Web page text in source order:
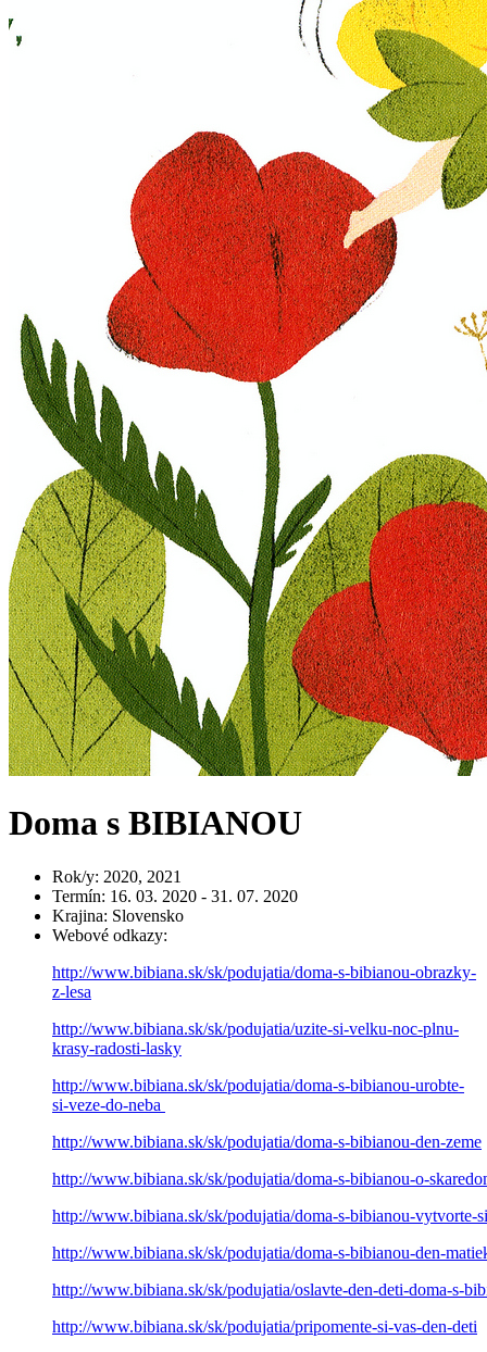
Doma s BIBIANOU
Rok/y: 2020, 2021
Termín: 16. 03. 2020 - 31. 07. 2020
Krajina: Slovensko
Webové odkazy:
http://www.bibiana.sk/sk/podujatia/doma-s-bibianou-obrazky-
z-lesa
http://www.bibiana.sk/sk/podujatia/uzite-si-velku-noc-plnu-
krasy-radosti-lasky
http://www.bibiana.sk/sk/podujatia/doma-s-bibianou-urobte-
si-veze-do-neba
http://www.bibiana.sk/sk/podujatia/doma-s-bibianou-den-zeme
http://www.bibiana.sk/sk/podujatia/doma-s-bibianou-o-
http://www.bibiana.sk/sk/podujatia/doma-s-bibianou-vytvorte-
http://www.bibiana.sk/sk/podujatia/doma-s-bibianou-den-
http://www.bibiana.sk/sk/podujatia/oslavte-den-deti-doma-s-
http://www.bibiana.sk/sk/podujatia/pripomente-si-vas-den-deti